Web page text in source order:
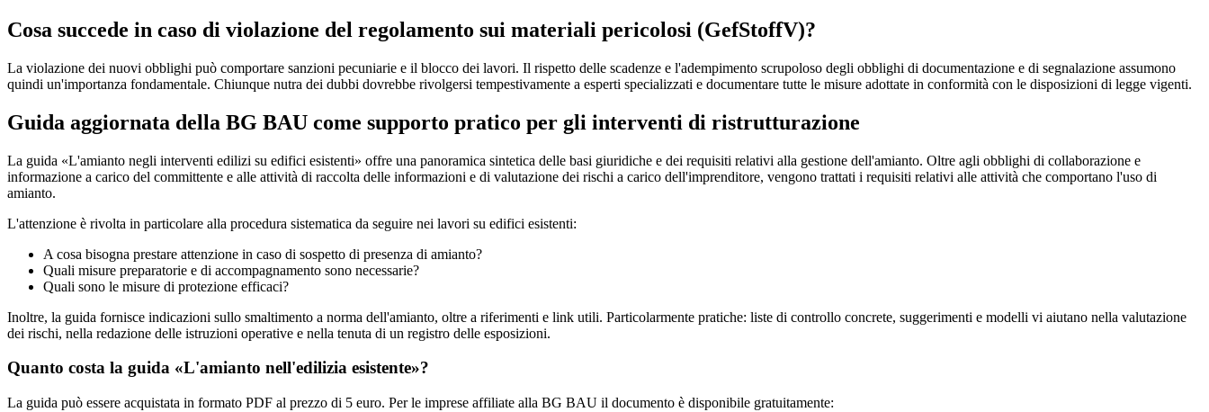
Cosa succede in caso di violazione del regolamento sui materiali pericolosi (GefStoffV)?
La violazione dei nuovi obblighi può comportare sanzioni pecuniarie e il blocco dei lavori. Il rispetto delle scadenze e l'adempimento scrupoloso degli obblighi di documentazione e di segnalazione assumono
quindi un'importanza fondamentale. Chiunque nutra dei dubbi dovrebbe rivolgersi tempestivamente a esperti specializzati e documentare tutte le misure adottate in conformità con le disposizioni di legge vigenti.
Guida aggiornata della BG BAU come supporto pratico per gli interventi di ristrutturazione
La guida «L'amianto negli interventi edilizi su edifici esistenti» offre una panoramica sintetica delle basi giuridiche e dei requisiti relativi alla gestione dell'amianto. Oltre agli obblighi di collaborazione e
informazione a carico del committente e alle attività di raccolta delle informazioni e di valutazione dei rischi a carico dell'imprenditore, vengono trattati i requisiti relativi alle attività che comportano l'uso di
amianto.
L'attenzione è rivolta in particolare alla procedura sistematica da seguire nei lavori su edifici esistenti:
A cosa bisogna prestare attenzione in caso di sospetto di presenza di amianto?
Quali misure preparatorie e di accompagnamento sono necessarie?
Quali sono le misure di protezione efficaci?
Inoltre, la guida fornisce indicazioni sullo smaltimento a norma dell'amianto, oltre a riferimenti e link utili. Particolarmente pratiche: liste di controllo concrete, suggerimenti e modelli vi aiutano nella valutazione
dei rischi, nella redazione delle istruzioni operative e nella tenuta di un registro delle esposizioni.
Quanto costa la guida «L'amianto nell'edilizia esistente»?
La guida può essere acquistata in formato PDF al prezzo di 5 euro. Per le imprese affiliate alla BG BAU il documento è disponibile gratuitamente: